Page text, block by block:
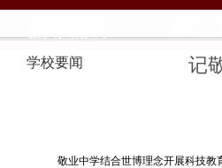
学校要闻
记
敬业中学结合世博理念开展科技教